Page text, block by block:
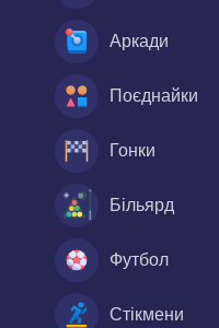
Аркади
Поєднайки
Гонки
Більярд
Футбол
Стікмени